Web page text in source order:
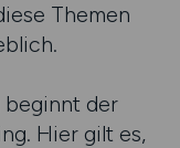
Themen
der
Hier gilt es,